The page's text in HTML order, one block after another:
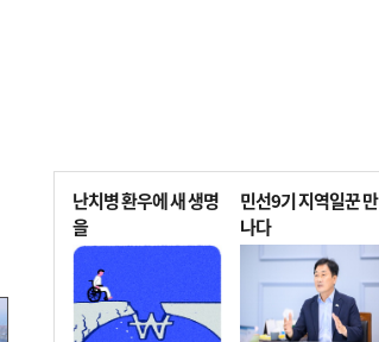
난치병 환우에 새 생명
을
민선9기 지역일꾼 만
나다